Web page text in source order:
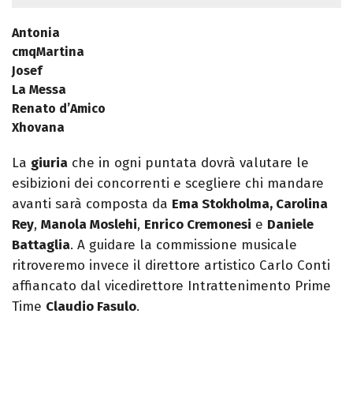
Antonia
cmqMartina
Josef
La Messa
Renato d’Amico
Xhovana
La giuria che in ogni puntata dovrà valutare le
esibizioni dei concorrenti e scegliere chi mandare
avanti sarà composta da Ema Stokholma, Carolina
Rey, Manola Moslehi, Enrico Cremonesi e Daniele
Battaglia. A guidare la commissione musicale
ritroveremo invece il direttore artistico Carlo Conti
affiancato dal vicedirettore Intrattenimento Prime
Time Claudio Fasulo.